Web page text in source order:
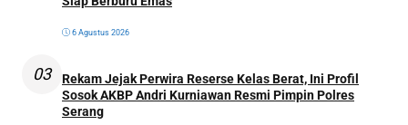
6 Agustus 2026
03
Rekam Jejak Perwira Reserse Kelas Berat, Ini Profil
Sosok AKBP Andri Kurniawan Resmi Pimpin Polres
Serang